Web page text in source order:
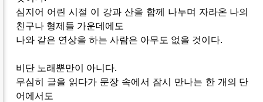
심지어 어린 시절 이 강과 산을 함께 나누며 자라온 나의
친구나 형제들 가운데에도
나와 같은 연상을 하는 사람은 아무도 없을 것이다.
비단 노래뿐만이 아니다.
무심히 글을 읽다가 문장 속에서 잠시 만나는 한 개의 단
어에서도